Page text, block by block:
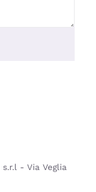
- Via Veglia